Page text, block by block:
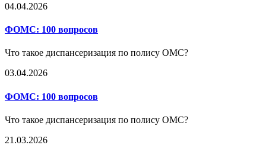
04.04.2026
ФОМС: 100 вопросов
Что такое диспансеризация по полису ОМС?
03.04.2026
ФОМС: 100 вопросов
Что такое диспансеризация по полису ОМС?
21.03.2026